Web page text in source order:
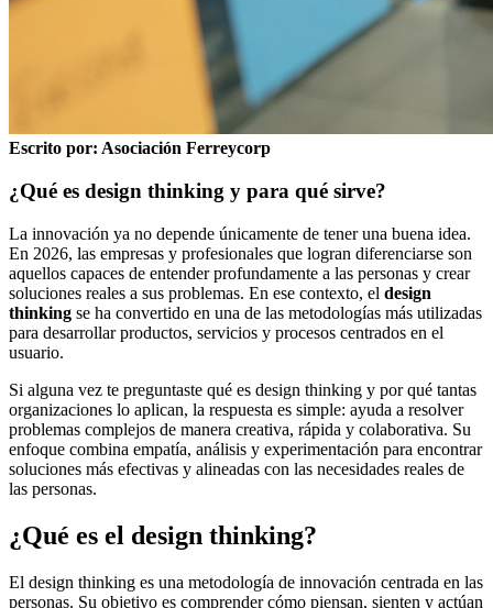
Escrito por: Asociación Ferreycorp
¿Qué es design thinking y para qué sirve?
La innovación ya no depende únicamente de tener una buena idea.
En 2026, las empresas y profesionales que logran diferenciarse son
aquellos capaces de entender profundamente a las personas y crear
soluciones reales a sus problemas. En ese contexto, el design
thinking se ha convertido en una de las metodologías más utilizadas
para desarrollar productos, servicios y procesos centrados en el
usuario.
Si alguna vez te preguntaste qué es design thinking y por qué tantas
organizaciones lo aplican, la respuesta es simple: ayuda a resolver
problemas complejos de manera creativa, rápida y colaborativa. Su
enfoque combina empatía, análisis y experimentación para encontrar
soluciones más efectivas y alineadas con las necesidades reales de
las personas.
¿Qué es el design thinking?
El design thinking es una metodología de innovación centrada en las
personas. Su objetivo es comprender cómo piensan, sienten y actúan